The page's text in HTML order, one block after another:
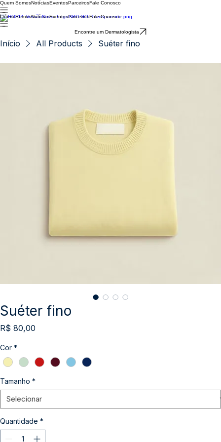
Quem SomosNotíciasEventosParceirosFale Conosco
Quem SomosNotíciasEventosParceirosFale Conosco
Encontre um Dermatologista
Início All Products Suéter fino
Suéter fino
R$ 80,00
Cor *
Tamanho *
Quantidade *